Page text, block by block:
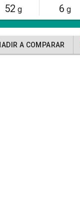
52 g 6 g
A COMPARAR